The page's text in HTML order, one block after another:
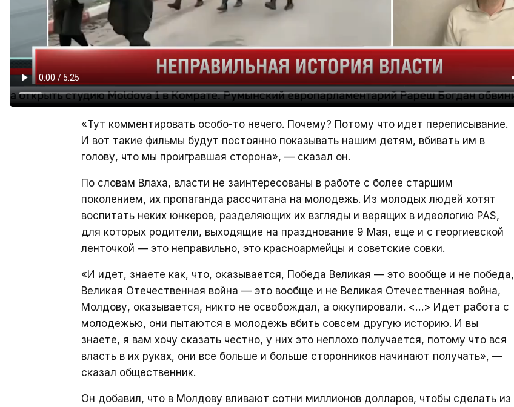
«Тут комментировать особо-то нечего. Почему? Потому что идет переписывание.
И вот такие фильмы будут постоянно показывать нашим детям, вбивать им в
голову, что мы проигравшая сторона», — сказал он.
По словам Влаха, власти не заинтересованы в работе с более старшим
поколением, их пропаганда рассчитана на молодежь. Из молодых людей хотят
воспитать неких юнкеров, разделяющих их взгляды и верящих в идеологию PAS,
для которых родители, выходящие на празднование 9 Мая, еще и с георгиевской
ленточкой — это неправильно, это красноармейцы и советские совки.
«И идет, знаете как, что, оказывается, Победа Великая — это вообще и не победа,
Великая Отечественная война — это вообще и не Великая Отечественная война,
Молдову, оказывается, никто не освобождал, а оккупировали. <…> Идет работа с
молодежью, они пытаются в молодежь вбить совсем другую историю. И вы
знаете, я вам хочу сказать честно, у них это неплохо получается, потому что вся
власть в их руках, они все больше и больше сторонников начинают получать», —
сказал общественник.
Он добавил, что в Молдову вливают сотни миллионов долларов, чтобы сделать из